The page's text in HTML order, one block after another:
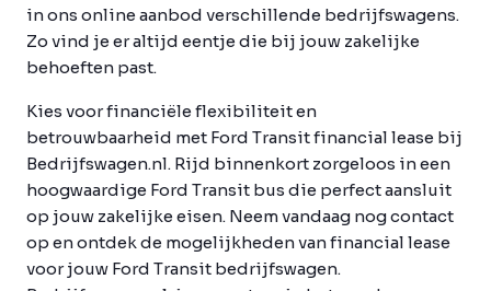
in ons online aanbod verschillende bedrijfswagens.
Zo vind je er altijd eentje die bij jouw zakelijke
behoeften past.
Kies voor financiële flexibiliteit en
betrouwbaarheid met Ford Transit financial lease bij
Bedrijfswagen.nl. Rijd binnenkort zorgeloos in een
hoogwaardige Ford Transit bus die perfect aansluit
op jouw zakelijke eisen. Neem vandaag nog contact
op en ontdek de mogelijkheden van financial lease
voor jouw Ford Transit bedrijfswagen.